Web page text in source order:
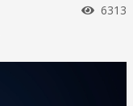
瀏覽
6313